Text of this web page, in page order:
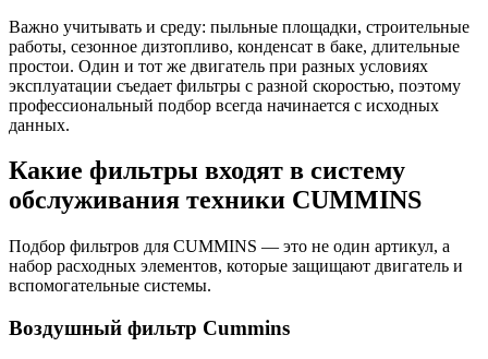
Важно учитывать и среду: пыльные площадки, строительные
работы, сезонное дизтопливо, конденсат в баке, длительные
простои. Один и тот же двигатель при разных условиях
эксплуатации съедает фильтры с разной скоростью, поэтому
профессиональный подбор всегда начинается с исходных
данных.
Какие фильтры входят в систему
обслуживания техники CUMMINS
Подбор фильтров для CUMMINS — это не один артикул, а
набор расходных элементов, которые защищают двигатель и
вспомогательные системы.
Воздушный фильтр Cummins